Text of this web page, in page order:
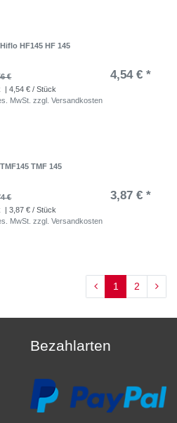
HF145 HF 145
€ 4,54 € *
| 4,54 € / Stück
MwSt. zzgl.Versandkosten
TMF 145
€ 3,87 € *
| 3,87 € / Stück
MwSt. zzgl.Versandkosten
1 2
Bezahlarten